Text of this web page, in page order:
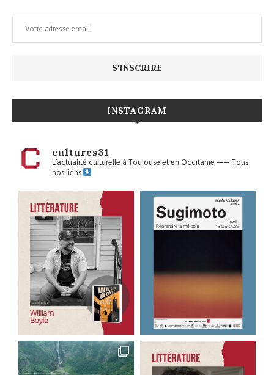
INSTAGRAM
cultures31
L’actualité culturelle à Toulouse et en Occitanie——Tous
nos liens